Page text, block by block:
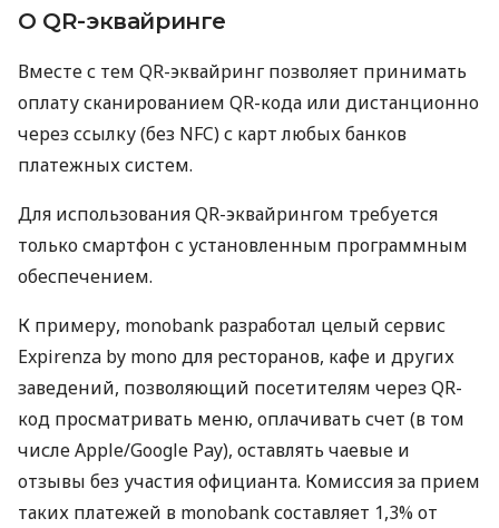
О QR-эквайринге
Вместе с тем QR-эквайринг позволяет принимать
оплату сканированием QR-кода или дистанционно
через ссылку (без NFC) с карт любых банков
платежных систем.
Для использования QR-эквайрингом требуется
только смартфон с установленным программным
обеспечением.
К примеру, monobank разработал целый сервис
Expirenza by mono для ресторанов, кафе и других
заведений, позволяющий посетителям через QR-
код просматривать меню, оплачивать счет (в том
числе Apple/Google Pay), оставлять чаевые и
отзывы без участия официанта. Комиссия за прием
таких платежей в monobank составляет 1,3% от